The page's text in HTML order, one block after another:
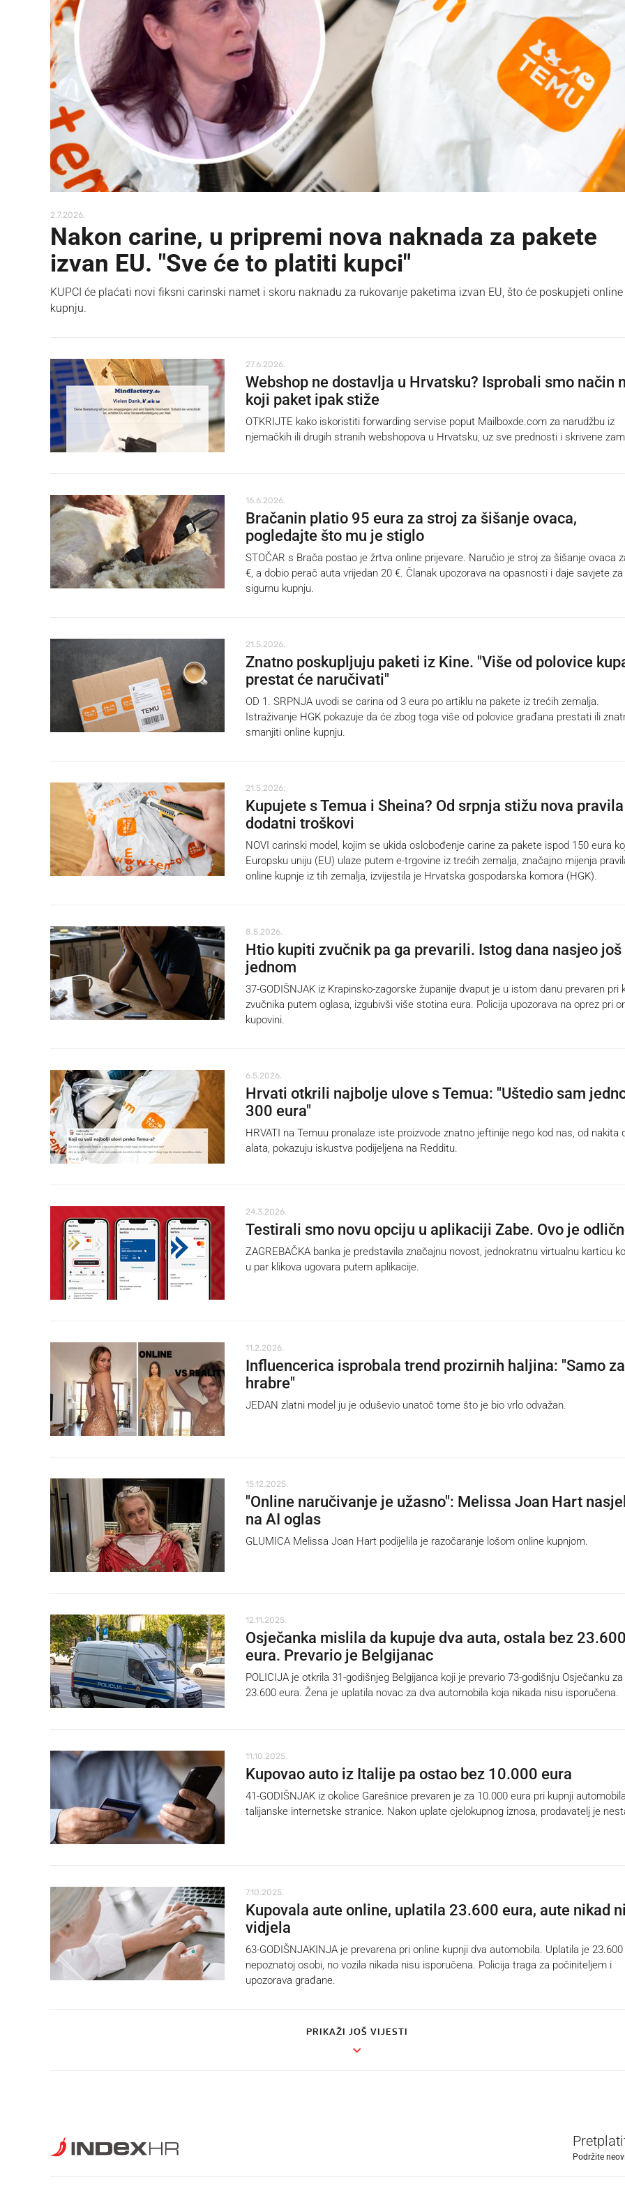
2.7.2026.
Nakon carine, u pripremi nova naknada za pakete
izvan EU. "Sve će to platiti kupci"
KUPCI će plaćati novi fiksni carinski namet i skoru naknadu za rukovanje paketima izvan EU, što će poskupjeti online
kupnju.
27.6.2026.
Webshop ne dostavlja u Hrvatsku? Isprobali smo način
koji paket ipak stiže
OTKRIJTE kako iskoristiti forwarding servise poput Mailboxde.com za narudžbu iz
njemačkih ili drugih stranih webshopova u Hrvatsku, uz sve prednosti i skrivene
16.6.2026.
Bračanin platio 95 eura za stroj za šišanje ovaca,
pogledajte što mu je stiglo
STOČAR s Brača postao je žrtva online prijevare. Naručio je stroj za šišanje ovaca
€, a dobio perač auta vrijedan 20 €. Članak upozorava na opasnosti i daje savjete za
sigurnu kupnju.
21.5.2026.
Znatno poskupljuju paketi iz Kine. "Više od polovice
prestat će naručivati"
OD 1. SRPNJA uvodi se carina od 3 eura po artiklu na pakete iz trećih zemalja.
Istraživanje HGK pokazuje da će zbog toga više od polovice građana prestati ili
smanjiti online kupnju.
21.5.2026.
Kupujete s Temua i Sheina? Od srpnja stižu nova
dodatni troškovi
NOVI carinski model, kojim se ukida oslobođenje carine za pakete ispod 150 eura
Europsku uniju (EU) ulaze putem e-trgovine iz trećih zemalja, značajno mijenja
online kupnje iz tih zemalja, izvijestila je Hrvatska gospodarska komora (HGK).
8.5.2026.
Htio kupiti zvučnik pa ga prevarili. Istog dana nasjeo još
jednom
37-GODIŠNJAK iz Krapinsko-zagorske županije dvaput je u istom danu prevaren pri
zvučnika putem oglasa, izgubivši više stotina eura. Policija upozorava na oprez pri
kupovini.
6.5.2026.
Hrvati otkrili najbolje ulove s Temua: "Uštedio sam
300 eura"
HRVATI na Temuu pronalaze iste proizvode znatno jeftinije nego kod nas, od nakita
alata, pokazuju iskustva podijeljena na Redditu.
24.3.2026.
Testirali smo novu opciju u aplikaciji Zabe. Ovo je
ZAGREBAČKA banka je predstavila značajnu novost, jednokratnu virtualnu karticu
u par klikova ugovara putem aplikacije.
11.2.2026.
Influencerica isprobala trend prozirnih haljina: "Samo za
hrabre"
JEDAN zlatni model ju je oduševio unatoč tome što je bio vrlo odvažan.
15.12.2025.
"Online naručivanje je užasno": Melissa Joan Hart
na AI oglas
GLUMICA Melissa Joan Hart podijelila je razočaranje lošom online kupnjom.
12.11.2025.
Osječanka mislila da kupuje dva auta, ostala bez 23.600
eura. Prevario je Belgijanac
POLICIJA je otkrila 31-godišnjeg Belgijanca koji je prevario 73-godišnju Osječanku za
23.600 eura. Žena je uplatila novac za dva automobila koja nikada nisu isporučena.
11.10.2025.
Kupovao auto iz Italije pa ostao bez 10.000 eura
41-GODIŠNJAK iz okolice Garešnice prevaren je za 10.000 eura pri kupnji
talijanske internetske stranice. Nakon uplate cjelokupnog iznosa, prodavatelj je
7.10.2025.
Kupovala aute online, uplatila 23.600 eura, aute nikad
vidjela
63-GODIŠNJAKINJA je prevarena pri online kupnji dva automobila. Uplatila je 23.600
nepoznatoj osobi, no vozila nikada nisu isporučena. Policija traga za počiniteljem i
upozorava građane.
PRIKAŽI JOŠ VIJESTI
Podržite